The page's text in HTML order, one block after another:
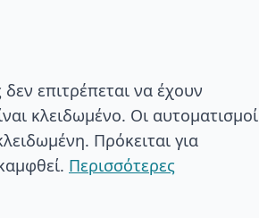
επιτρέπεται να έχουν
κλειδωμένο. Οι αυτοματισμοί
Πρόκειται για
Περισσότερες